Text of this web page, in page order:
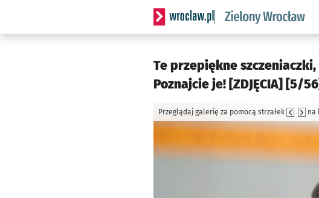
Serwis informacyjny wroclaw.pl
Te przepiękne
Poznajcie je! [ZDJĘCIA] [5/
Przeglądaj galerię za pomocą strzałek na